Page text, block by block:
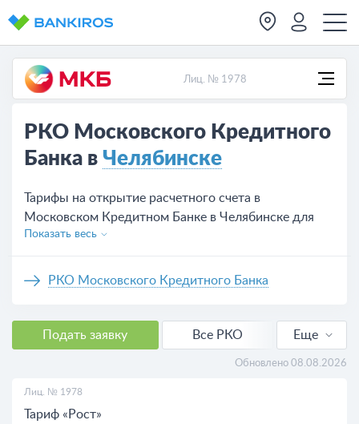
Лиц. № 1978
РКО Московского Кредитного
Банка в Челябинске
Тарифы на открытие расчетного счета в
Московском Кредитном Банке в Челябинске для
ИП и юридических лиц, предложений на сегодня —
Показать весь
РКО Московского Кредитного Банка
Подать заявку
Все РКО
Еще
Обновлено 08.08.2026
Лиц. № 1978
Тариф «Рост»